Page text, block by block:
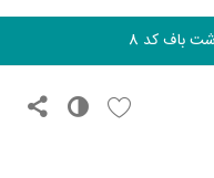
باف کد 8